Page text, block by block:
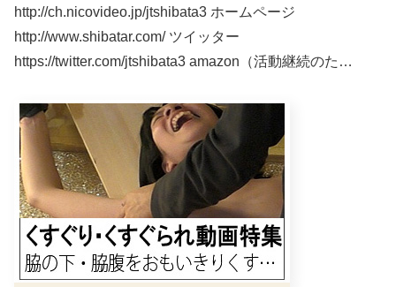
http://ch.nicovideo.jp/jtshibata3 ホームページ
http://www.shibatar.com/ ツイッター
https://twitter.com/jtshibata3 amazon（活動継続のた…